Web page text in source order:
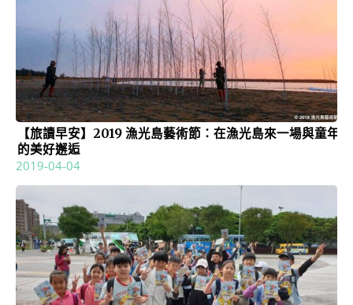
【旅讀早安】2019 漁光島藝術節：在漁光島來一場與童年
的美好邂逅
2019-04-04